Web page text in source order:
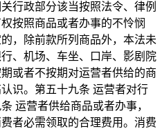
行政部分该当按照法令、律例
按照商品或者办事的不怜悯
，除前款所列商品外，本法未
、机场、车坐、口岸、影剧院
或者不按期对运营者供给的商
识。第五十九条 运营者对行
运营者供给商品或者办事，
者必需领取的合理费用。消费